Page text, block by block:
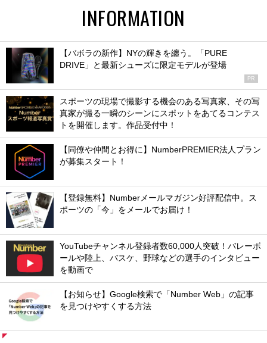
INFORMATION
【バボラの新作】NYの輝きを纏う。「PURE
DRIVE」と最新シューズに限定モデルが登場
PR
スポーツの現場で撮影する機会のある写真家、その写
真家が撮る一瞬のシーンにスポットをあてるコンテス
トを開催します。作品受付中！
【同僚や仲間とお得に】NumberPREMIER法人プラン
が募集スタート！
【登録無料】Numberメールマガジン好評配信中。ス
ポーツの「今」をメールでお届け！
YouTubeチャンネル登録者数60,000人突破！バレーボ
ールや陸上、バスケ、野球などの選手のインタビュー
を動画で
【お知らせ】Google検索で「Number Web」の記事
を見つけやすくする方法